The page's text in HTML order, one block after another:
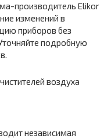
производитель Elikor
изменений в
приборов без
подробную
независимая